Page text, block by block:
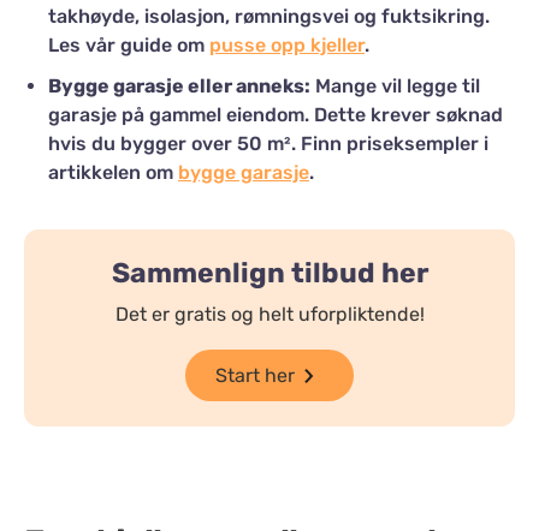
takhøyde, isolasjon, rømningsvei og fuktsikring.
Les vår guide om pusse opp kjeller.
Bygge garasje eller anneks: Mange vil legge til
garasje på gammel eiendom. Dette krever søknad
hvis du bygger over 50 m². Finn priseksempler i
artikkelen om bygge garasje.
Sammenlign tilbud her
Det er gratis og helt uforpliktende!
Start her